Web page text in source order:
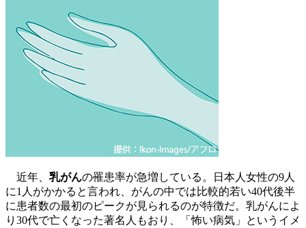
近年、 乳がんの罹患率が急増している。日本人女性の9人
に1人がかかると言われ、がんの中では比較的若い40代後半
に患者数の最初のピークが見られるのが特徴だ。乳がんによ
り30代で亡くなった著名人もおり、「怖い病気」というイメ